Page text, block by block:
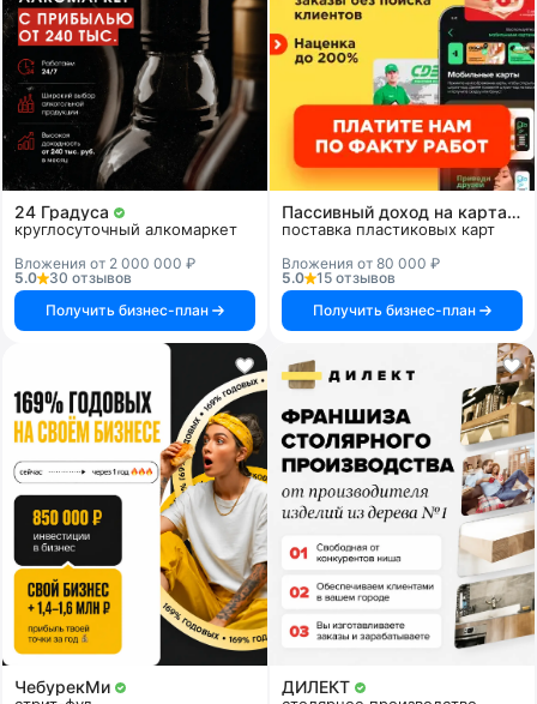
24 Градуса
круглосуточный алкомаркет
Вложения от 2 000 000 ₽
5.0
30 отзывов
Получить бизнес-план
Пассивный доход на картах и системах
поставка пластиковых карт
Вложения от 80 000 ₽
5.0
15 отзывов
Получить бизнес-план
ЧебурекМи ДИЛЕКТ